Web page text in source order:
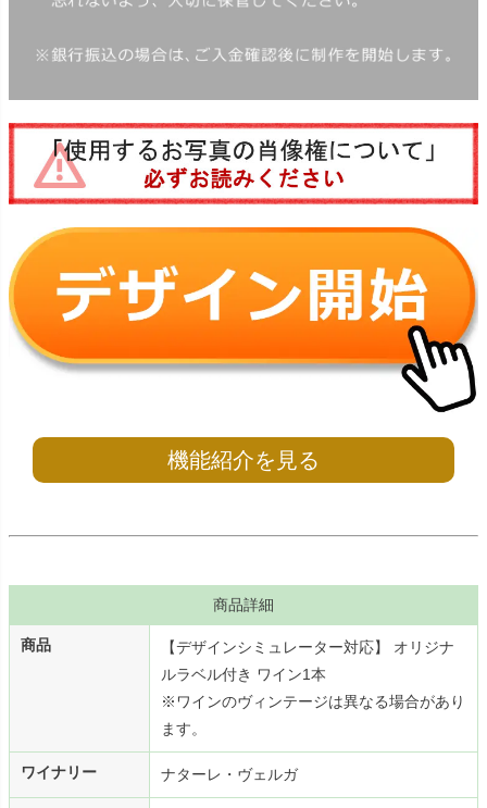
機能紹介を見る
商品詳細
商品
【デザインシミュレーター対応】 オリジナ
ルラベル付き ワイン1本
※ワインのヴィンテージは異なる場合があり
ます。
ワイナリー ナターレ・ヴェルガ